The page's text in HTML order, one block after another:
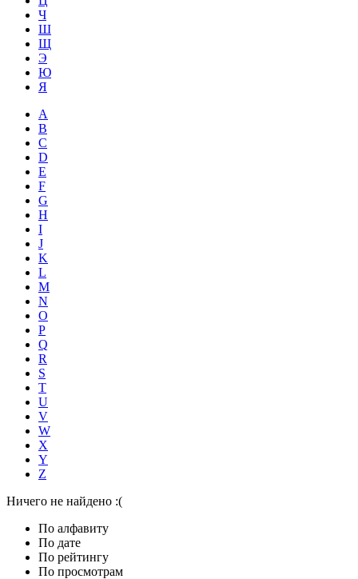
Ч
Ш
Щ
Э
Ю
Я
A
B
C
D
E
F
G
H
I
J
K
L
M
N
O
P
Q
R
S
T
U
V
W
X
Y
Z
Ничего не найдено :(
По алфавиту
По дате
По рейтингу
По просмотрам